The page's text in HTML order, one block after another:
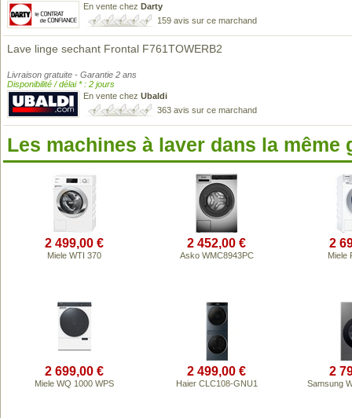
En vente chez Darty
159 avis sur ce marchand
Lave linge sechant Frontal F761TOWERB2
Livraison gratuite - Garantie 2 ans
Disponibilité / délai * : 2 jours
En vente chez Ubaldi
363 avis sur ce marchand
Les machines à laver dans la même
2 499,00 €
Miele WTI 370
2 452,00 €
Asko WMC8943PC
2
Miele
2 699,00 €
Miele WQ 1000 WPS
2 499,00 €
Haier CLC108-GNU1
2
Samsung